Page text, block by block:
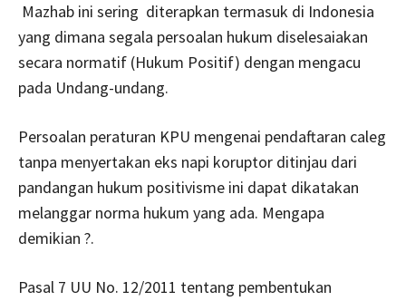
Mazhab ini sering diterapkan termasuk di Indonesia
yang dimana segala persoalan hukum diselesaiakan
secara normatif (Hukum Positif) dengan mengacu
pada Undang-undang.
Persoalan peraturan KPU mengenai pendaftaran caleg
tanpa menyertakan eks napi koruptor ditinjau dari
pandangan hukum positivisme ini dapat dikatakan
melanggar norma hukum yang ada. Mengapa
demikian ?.
Pasal 7 UU No. 12/2011 tentang pembentukan